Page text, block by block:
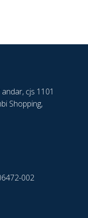
cjs 1101
Shopping,
002